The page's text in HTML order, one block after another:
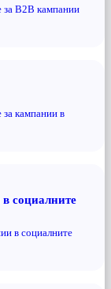
за B2B кампании
кампании в
социалните
в социалните